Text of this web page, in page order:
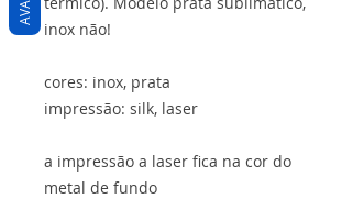
inox não!
cores: inox, prata
impressão: silk, laser
a impressão a laser fica na cor do
metal de fundo